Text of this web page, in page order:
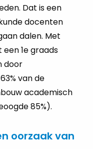
Dat is een
docenten
dalen. Met
1e graads
door
van de
academisch
85%).
oorzaak van